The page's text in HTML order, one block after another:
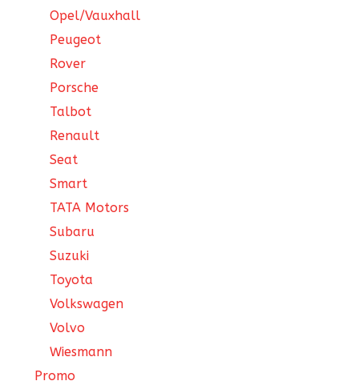
Opel/Vauxhall
Peugeot
Rover
Porsche
Talbot
Renault
Seat
Smart
TATA Motors
Subaru
Suzuki
Toyota
Volkswagen
Volvo
Wiesmann
Promo